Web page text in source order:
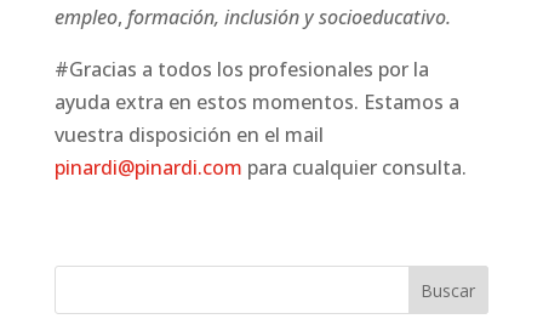
empleo, formación, inclusión y socioeducativo.
#Gracias a todos los profesionales por la
ayuda extra en estos momentos. Estamos a
vuestra disposición en el mail
pinardi@pinardi.com para cualquier consulta.